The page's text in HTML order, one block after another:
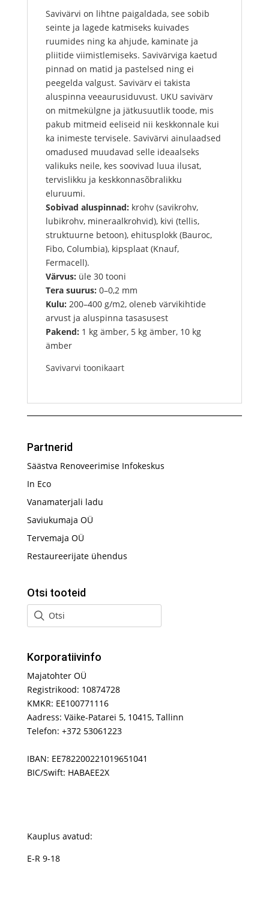
Savivärvi on lihtne paigaldada, see sobib
seinte ja lagede katmiseks kuivades
ruumides ning ka ahjude, kaminate ja
pliitide viimistlemiseks. Savivärviga kaetud
pinnad on matid ja pastelsed ning ei
peegelda valgust. Savivärv ei takista
aluspinna veeaurusiduvust. UKU savivärv
on mitmekülgne ja jätkusuutlik toode, mis
pakub mitmeid eeliseid nii keskkonnale kui
ka inimeste tervisele. Savivärvi ainulaadsed
omadused muudavad selle ideaalseks
valikuks neile, kes soovivad luua ilusat,
tervislikku ja keskkonnasõbralikku
eluruumi.
Sobivad aluspinnad: krohv (savikrohv,
lubikrohv, mineraalkrohvid), kivi (tellis,
struktuurne betoon), ehitusplokk (Bauroc,
Fibo, Columbia), kipsplaat (Knauf,
Fermacell).
Värvus: üle 30 tooni
Tera suurus: 0–0,2 mm
Kulu: 200–400 g/m2, oleneb värvikihtide
arvust ja aluspinna tasasusest
Pakend: 1 kg ämber, 5 kg ämber, 10 kg
ämber
Savivarvi toonikaart
Partnerid
Säästva Renoveerimise Infokeskus
In Eco
Vanamaterjali ladu
Saviukumaja OÜ
Tervemaja OÜ
Restaureerijate ühendus
Otsi tooteid
Korporatiivinfo
Majatohter OÜ
Registrikood: 10874728
KMKR: EE100771116
Aadress: Väike-Patarei 5, 10415, Tallinn
Telefon: +372 53061223
IBAN: EE782200221019651041
BIC/Swift: HABAEE2X
Kauplus avatud:
E-R 9-18